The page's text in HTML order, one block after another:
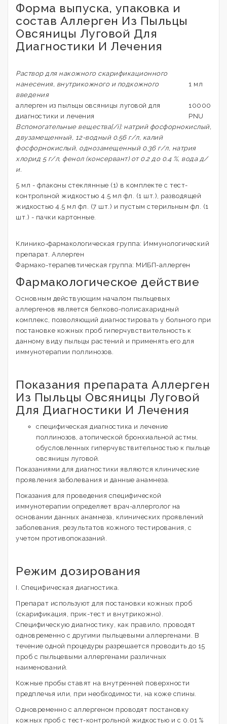
Форма выпуска, упаковка и
состав Аллерген Из Пыльцы
Овсяницы Луговой Для
Диагностики И Лечения
Раствор для накожного скарификационного
нанесения, внутрикожного и подкожного
введения
1 мл
аллерген из пыльцы овсяницы луговой для
диагностики и лечения
10000
PNU
Вспомогательные вещества[/i]: натрий фосфорнокислый,
двузамещенный, 12-водный 0.56 г/л, калий
фосфорнокислый, однозамещенный 0.36 г/л, натрия
хлорид 5 г/л, фенол (консервант) от 0.2 до 0.4 %, вода д/
и.
5 мл - флаконы стеклянные (1) в комплекте с тест-
контрольной жидкостью 4.5 мл фл. (1 шт.), разводящей
жидкостью 4.5 мл фл. (7 шт.) и пустым стерильным фл. (1
шт.) - пачки картонные.
Клинико-фармакологическая группа: Иммунологический
препарат. Аллерген
Фармако-терапевтическая группа: МИБП-аллерген
Фармакологическое действие
Основным действующим началом пыльцевых
аллергенов является белково-полисахаридный
комплекс, позволяющий диагностировать у больного при
постановке кожных проб гиперчувствительность к
данному виду пыльцы растений и применять его для
иммунотерапии поллинозов.
Показания препарата Аллерген
Из Пыльцы Овсяницы Луговой
Для Диагностики И Лечения
специфическая диагностика и лечение
поллинозов, атопической бронхиальной астмы,
обусловленных гиперчувствительностью к пыльце
овсяницы луговой.
Показаниями для диагностики являются клинические
проявления заболевания и данные анамнеза.
Показания для проведения специфической
иммунотерапии определяет врач-аллерголог на
основании данных анамнеза, клинических проявлений
заболевания, результатов кожного тестирования, с
учетом противопоказаний.
Режим дозирования
I. Специфическая диагностика.
Препарат используют для постановки кожных проб
(скарификация, прик-тест и внутрикожно).
Специфическую диагностику, как правило, проводят
одновременно с другими пыльцевыми аллергенами. В
течение одной процедуры разрешается проводить до 15
проб с пыльцевыми аллергенами различных
наименований.
Кожные пробы ставят на внутренней поверхности
предплечья или, при необходимости, на коже спины.
Одновременно с аллергеном проводят постановку
кожных проб с тест-контрольной жидкостью и с 0.01 %